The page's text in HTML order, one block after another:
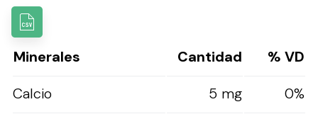
Minerales Cantidad
% VD
Calcio
5 mg
0%